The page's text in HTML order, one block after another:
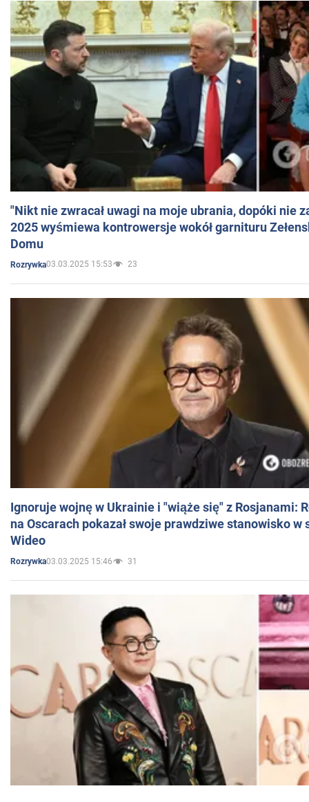
"Nikt nie zwracał uwagi na moje ubrania, dopóki nie
2025 wyśmiewa kontrowersje wokół garnituru
Domu
Rozrywka03.03.2025 15:53 23
Ignoruje wojnę w Ukrainie i "wiąże się" z Rosjanami:
na Oscarach pokazał swoje prawdziwe stanowisko w
Wideo
Rozrywka03.03.2025 15:46 31